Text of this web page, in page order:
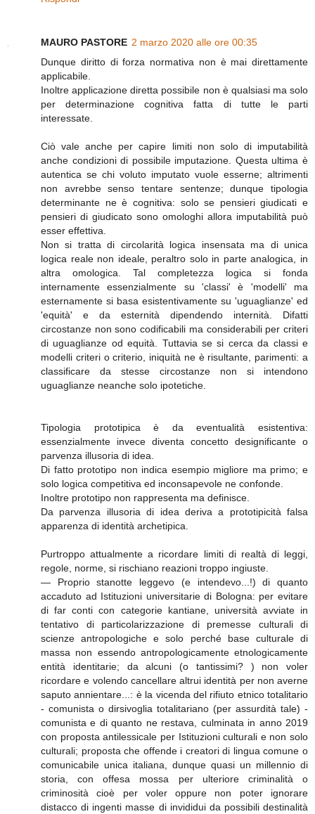
MAURO PASTORE 2 marzo 2020 alle ore 00:35
Dunque diritto di forza normativa non è mai direttamente
applicabile.
Inoltre applicazione diretta possibile non è qualsiasi ma solo
per determinazione cognitiva fatta di tutte le parti
interessate.
Ciò vale anche per capire limiti non solo di imputabilità
anche condizioni di possibile imputazione. Questa ultima è
autentica se chi voluto imputato vuole esserne; altrimenti
non avrebbe senso tentare sentenze; dunque tipologia
determinante ne è cognitiva: solo se pensieri giudicati e
pensieri di giudicato sono omologhi allora imputabilità può
esser effettiva.
Non si tratta di circolarità logica insensata ma di unica
logica reale non ideale, peraltro solo in parte analogica, in
altra omologica. Tal completezza logica si fonda
internamente essenzialmente su 'classi' è 'modelli' ma
esternamente si basa esistentivamente su 'uguaglianze' ed
'equità' e da esternità dipendendo internità. Difatti
circostanze non sono codificabili ma considerabili per criteri
di uguaglianze od equità. Tuttavia se si cerca da classi e
modelli criteri o criterio, iniquità ne è risultante, parimenti: a
classificare da stesse circostanze non si intendono
uguaglianze neanche solo ipotetiche.
Tipologia prototipica è da eventualità esistentiva:
essenzialmente invece diventa concetto designificante o
parvenza illusoria di idea.
Di fatto prototipo non indica esempio migliore ma primo; e
solo logica competitiva ed inconsapevole ne confonde.
Inoltre prototipo non rappresenta ma definisce.
Da parvenza illusoria di idea deriva a prototipicità falsa
apparenza di identità archetipica.
Purtroppo attualmente a ricordare limiti di realtà di leggi,
regole, norme, si rischiano reazioni troppo ingiuste.
— Proprio stanotte leggevo (e intendevo...!) di quanto
accaduto ad Istituzioni universitarie di Bologna: per evitare
di far conti con categorie kantiane, università avviate in
tentativo di particolarizzazione di premesse culturali di
scienze antropologiche e solo perché base culturale di
massa non essendo antropologicamente etnologicamente
entità identitarie; da alcuni (o tantissimi? ) non voler
ricordare e volendo cancellare altrui identità per non averne
saputo annientare...: è la vicenda del rifiuto etnico totalitario
- comunista o dirsivoglia totalitariano (per assurdità tale) -
comunista e di quanto ne restava, culminata in anno 2019
con proposta antilessicale per Istituzioni culturali e non solo
culturali; proposta che offende i creatori di lingua comune o
comunicabile unica italiana, dunque quasi un millennio di
storia, con offesa mossa per ulteriore criminalità o
criminosità cioè per voler oppure non poter ignorare
distacco di ingenti masse di invididui da possibili destinalità